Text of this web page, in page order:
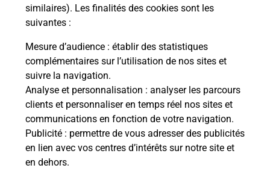
similaires). Les finalités des cookies sont les
suivantes :
Mesure d’audience : établir des statistiques
complémentaires sur l’utilisation de nos sites et
suivre la navigation.
Analyse et personnalisation : analyser les parcours
clients et personnaliser en temps réel nos sites et
communications en fonction de votre navigation.
Publicité : permettre de vous adresser des publicités
en lien avec vos centres d’intérêts sur notre site et
en dehors.
Itinéraire
Boîte aux lettres La Poste
Collecte du courrier aujourd'hui à 08h30
1 Rue De La Bretache
28700
Beville Le Comte
Itinéraire
Le lien s'ouvre dans un nouvel onglet